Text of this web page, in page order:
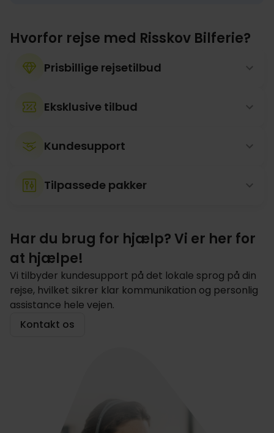
Hvorfor rejse med Risskov Bilferie?
Prisbillige rejsetilbud
Eksklusive tilbud
Kundesupport
Tilpassede pakker
Har du brug for hjælp? Vi er her for
at hjælpe!
Vi tilbyder kundesupport på det lokale sprog på din
rejse, hvilket sikrer klar kommunikation og personlig
assistance hele vejen.
Kontakt os